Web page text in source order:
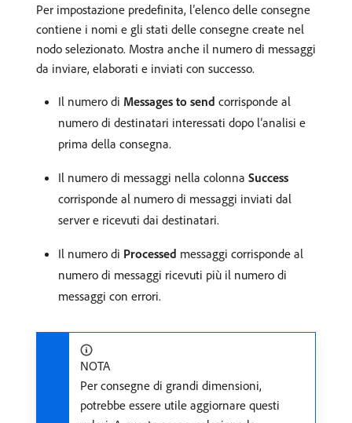
Per impostazione predefinita, l’elenco delle consegne
contiene i nomi e gli stati delle consegne create nel
nodo selezionato. Mostra anche il numero di messaggi
da inviare, elaborati e inviati con successo.
Il numero di Messages to send corrisponde al
numero di destinatari interessati dopo l’analisi e
prima della consegna.
Il numero di messaggi nella colonna Success
corrisponde al numero di messaggi inviati dal
server e ricevuti dai destinatari.
Il numero di Processed messaggi corrisponde al
numero di messaggi ricevuti più il numero di
messaggi con errori.
NOTA
Per consegne di grandi dimensioni,
potrebbe essere utile aggiornare questi